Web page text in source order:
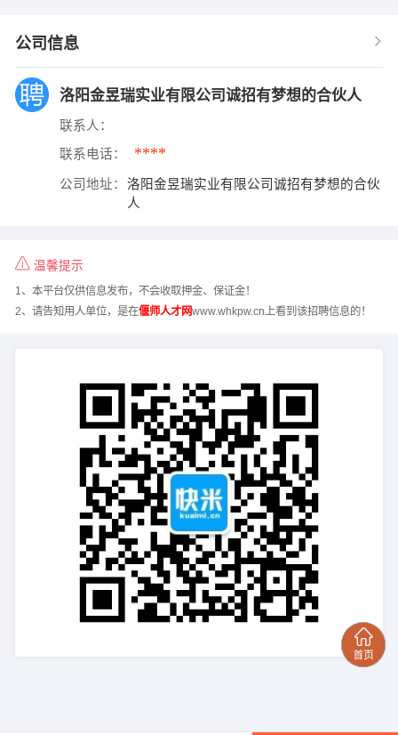
公司信息
洛阳金昱瑞实业有限公司诚招有梦想的合伙人
联系人：
联系电话： ****
公司地址：
洛阳金昱瑞实业有限公司诚招有梦想的合伙
人
温馨提示
1、本平台仅供信息发布，不会收取押金、保证金！
2、请告知用人单位，是在偃师人才网www.whkpw.cn上看到该招聘信息的！